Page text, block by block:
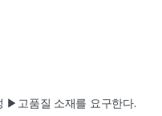
▶고품질 소재를 요구한다.